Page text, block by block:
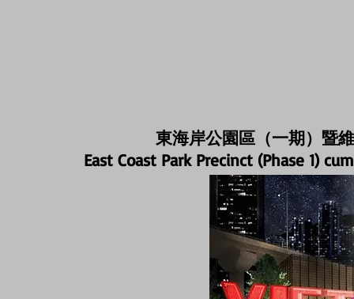
東海岸公園區（一期）暨
East Coast Park Precinct (Phase 1)